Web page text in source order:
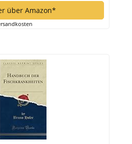
über Amazon*